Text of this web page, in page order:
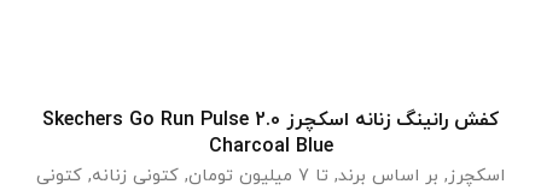
انتخاب گزینه ها
کفش رانینگ زنانه اسکچرز Skechers Go Run Pulse 2.0
Charcoal Blue
اسکچرز, بر اساس برند, تا 7 میلیون تومان , کتونی زنانه, کتونی